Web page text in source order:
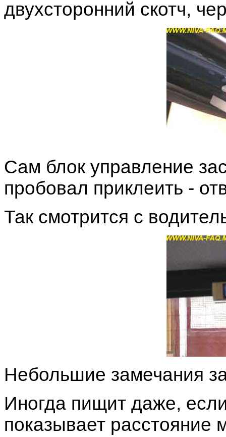
двухсторонний скотч,
Сам блок управление
пробовал приклеить -
Так смотрится с
Небольшие замечания
Иногда пищит даже,
показывает расстояние